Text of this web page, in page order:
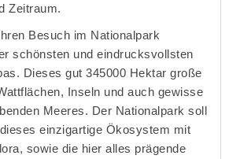
Zeitraum.
Besuch im Nationalpark
schönsten und eindrucksvollsten
Dieses gut 345000 Hektar große
Inseln und auch gewisse
Meeres. Der Nationalpark soll
einzigartige Ökosystem mit
sowie die hier alles prägende